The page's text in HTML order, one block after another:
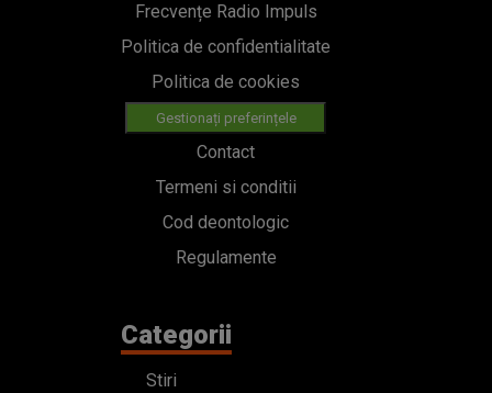
Frecvențe Radio Impuls
Politica de confidentialitate
Politica de cookies
Gestionați preferințele
Contact
Termeni si conditii
Cod deontologic
Regulamente
Categorii
Stiri